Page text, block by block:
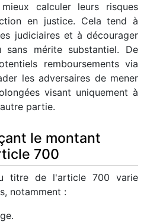
calculer leurs risques
en justice. Cela tend à
judiciaires et à décourager
mérite substantiel. De
remboursements via
les adversaires de mener
visant uniquement à
partie.
le montant
700
titre de l'article 700 varie
notamment :